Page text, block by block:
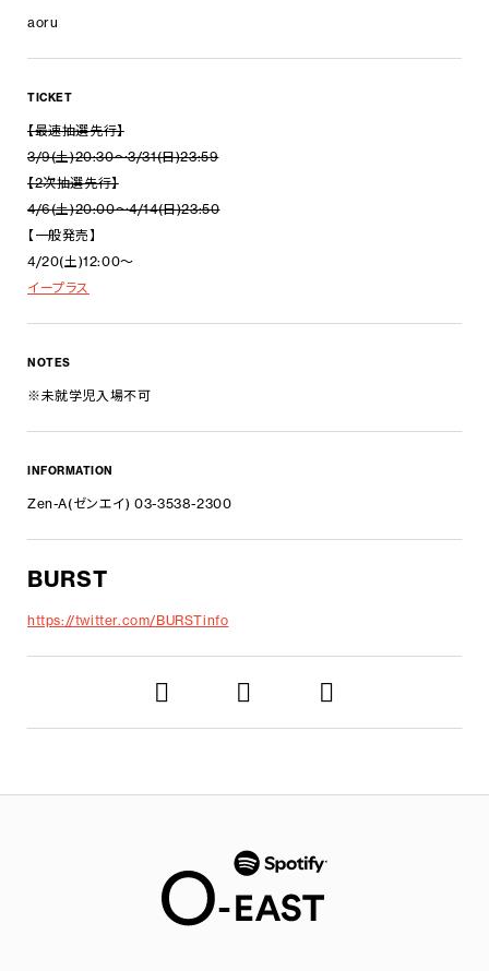
aoru
TICKET
【最速抽選先行】
3/9(土)20:30～3/31(日)23:59
【2次抽選先行】
4/6(土)20:00～4/14(日)23:50
【一般発売】
4/20(土)12:00～
イープラス
NOTES
※未就学児入場不可
INFORMATION
Zen-A(ゼンエイ) 03-3538-2300
BURST
https://twitter.com/BURSTinfo